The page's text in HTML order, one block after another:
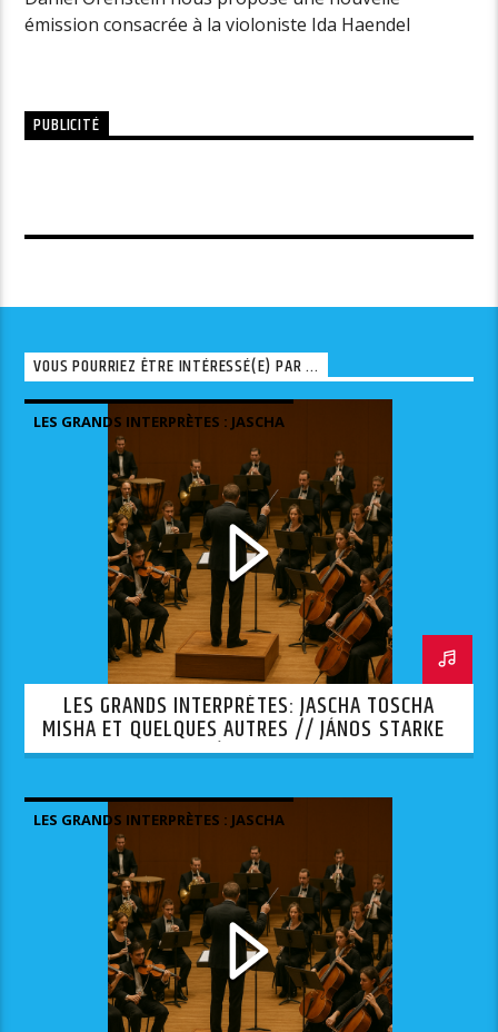
émission consacrée à la violoniste Ida Haendel
PUBLICITÉ
VOUS POURRIEZ ÊTRE INTÉRESSÉ(E) PAR ...
LES GRANDS INTERPRÈTES : JASCHA
TOSCHA MISHA ET QUELQUES AUTRES.
LES GRANDS INTERPRÈTES: JASCHA TOSCHA
MISHA ET QUELQUES AUTRES // JÁNOS STARKER
— 3ÈME PARTIE
LES GRANDS INTERPRÈTES : JASCHA
TOSCHA MISHA ET QUELQUES AUTRES.